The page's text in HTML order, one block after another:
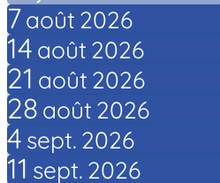
7août 2026
14 août 2026
21 août 2026
28 août 2026
4 sept. 2026
11 sept. 2026